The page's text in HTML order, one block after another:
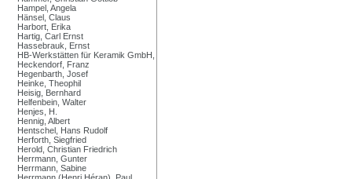
Hampel, Angela
Hänsel, Claus
Harbort, Erika
Hartig, Carl Ernst
Hassebrauk, Ernst
HB-Werkstätten für Keramik GmbH,
Heckendorf, Franz
Hegenbarth, Josef
Heinke, Theophil
Heisig, Bernhard
Helfenbein, Walter
Henjes, H.
Hennig, Albert
Hentschel, Hans Rudolf
Herforth, Siegfried
Herold, Christian Friedrich
Herrmann, Gunter
Herrmann, Sabine